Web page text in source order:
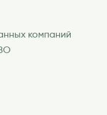
компаний